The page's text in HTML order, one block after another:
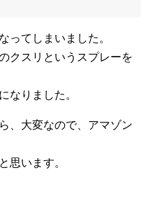
ってしまいました。
クスリというスプレーを
なりました。
、大変なので、アマゾン
思います。